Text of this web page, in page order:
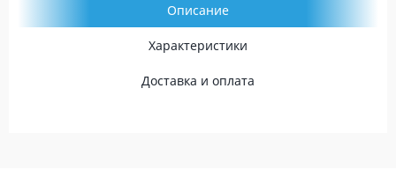
Описание
Характеристики
Доставка и оплата